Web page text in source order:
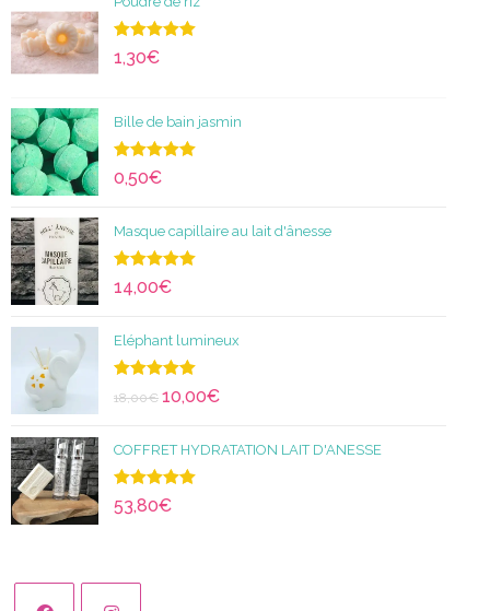
Note 5.00
sur 5
1,30€
Bille de bain jasmin
Note 5.00
sur 5
0,50€
Masque capillaire au lait d'ânesse
Note 5.00
sur 5
14,00€
Eléphant lumineux
5.00
sur 5
18,00€ 10,00€
COFFRET HYDRATATION LAIT D'ANESSE
Note 5.00
sur 5
53,80€